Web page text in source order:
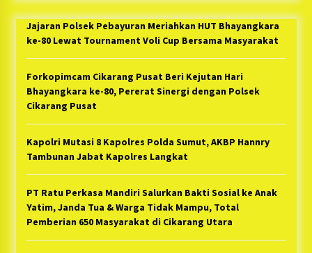
Jajaran Polsek Pebayuran Meriahkan HUT Bhayangkara
ke-80 Lewat Tournament Voli Cup Bersama Masyarakat
Forkopimcam Cikarang Pusat Beri Kejutan Hari
Bhayangkara ke-80, Pererat Sinergi dengan Polsek
Cikarang Pusat
Kapolri Mutasi 8 Kapolres Polda Sumut, AKBP Hannry
Tambunan Jabat Kapolres Langkat
PT Ratu Perkasa Mandiri Salurkan Bakti Sosial ke Anak
Yatim, Janda Tua & Warga Tidak Mampu, Total
Pemberian 650 Masyarakat di Cikarang Utara